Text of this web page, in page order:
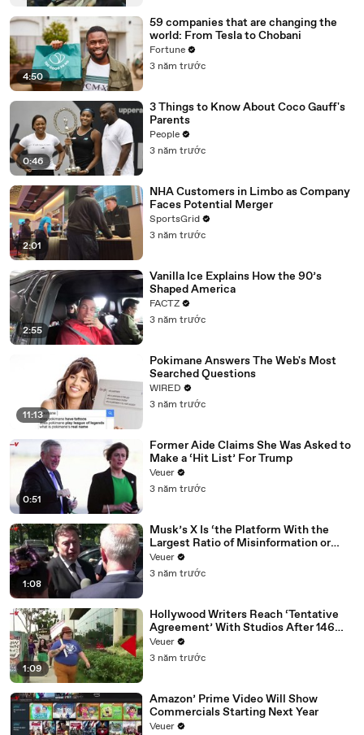
4:50
59 companies that are changing the
world: From Tesla to Chobani
Fortune
3 năm trước
0:46
3 Things to Know About Coco Gauff's
Parents
People
3 năm trước
2:01
NHA Customers in Limbo as Company
Faces Potential Merger
SportsGrid
3 năm trước
2:55
Vanilla Ice Explains How the 90’s
Shaped America
FACTZ
3 năm trước
11:13
Pokimane Answers The Web's Most
Searched Questions
WIRED
3 năm trước
0:51
Former Aide Claims She Was Asked to
Make a ‘Hit List’ For Trump
Veuer
3 năm trước
1:08
Musk’s X Is ‘the Platform With the
Largest Ratio of Misinformation or
Disinformation’ Amongst All Social
Media Platforms
Veuer
3 năm trước
1:09
Hollywood Writers Reach ‘Tentative
Agreement’ With Studios After 146
Day Strike
Veuer
3 năm trước
Amazon’ Prime Video Will Show
Commercials Starting Next Year
Veuer